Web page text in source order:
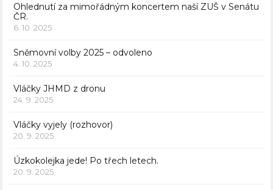
Ohlednutí za mimořádným koncertem naší ZUŠ v Senátu
ČR.
6. 10. 2025
Sněmovní volby 2025 – odvoleno
4. 10. 2025
Vláčky JHMD z dronu
24. 9. 2025
Vláčky vyjely (rozhovor)
20. 9. 2025
Úzkokolejka jede! Po třech letech.
20. 9. 2025